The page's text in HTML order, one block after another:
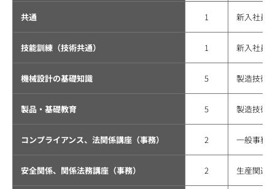
共通 1 新入社員
技能訓練（技術共通） 1 新入社員
機械設計の基礎知識 5 製造技術
製品・基礎教育 5 製造技術
コンプライアンス、法関係講座（事務） 2 一般事務
安全関係、関係法務講座（事務） 2 生産関連